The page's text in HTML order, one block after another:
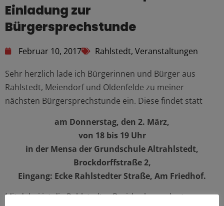
Einladung zur
Bürgersprechstunde
Februar 10, 2017 Rahlstedt, Veranstaltungen
Sehr herzlich lade ich Bürgerinnen und Bürger aus
Rahlstedt, Meiendorf und Oldenfelde zu meiner
nächsten Bürgersprechstunde ein. Diese findet statt
am Donnerstag, den 2. März,
von 18 bis 19 Uhr
in der Mensa der Grundschule Altrahlstedt,
Brockdorffstraße 2,
Eingang: Ecke Rahlstedter Straße, Am Friedhof.
Mit dabei ist die Rahlstedter Bezirksabgeordnete